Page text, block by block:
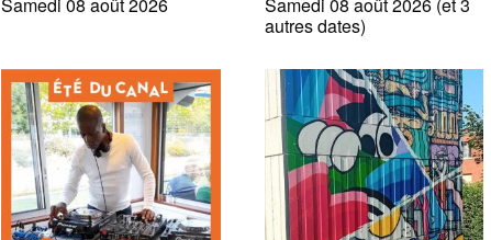
Samedi 08 août 2026
Samedi 08 août 2026 (et 3
autres dates)